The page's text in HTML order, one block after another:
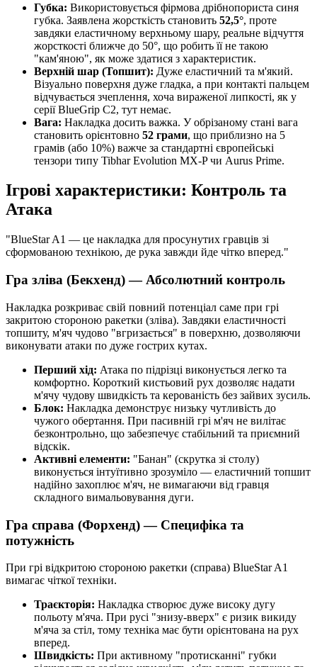
Губка: Використовується фірмова дрібнопориста синя
губка. Заявлена жорсткість становить 52,5°, проте
завдяки еластичному верхньому шару, реальне відчуття
жорсткості ближче до 50°, що робить її не такою
"кам'яною", як може здатися з характеристик.
Верхній шар (Топшит): Дуже еластичний та м'який.
Візуально поверхня дуже гладка, а при контакті пальцем
відчувається зчеплення, хоча вираженої липкості, як у
серії BlueGrip C2, тут немає.
Вага: Накладка досить важка. У обрізаному стані вага
становить орієнтовно 52 грами, що приблизно на 5
грамів (або 10%) важче за стандартні європейські
тензори типу Tibhar Evolution MX-P чи Aurus Prime.
Ігрові характеристики: Контроль та
Атака
"BlueStar A1 — це накладка для просунутих гравців зі
сформованою технікою, де рука завжди йде чітко вперед."
Гра зліва (Бекхенд) — Абсолютний контроль
Накладка розкриває свій повний потенціал саме при грі
закритою стороною ракетки (зліва). Завдяки еластичності
топшиту, м'яч чудово "вгризається" в поверхню, дозволяючи
виконувати атаки по дуже гострих кутах.
Перший хід: Атака по підрізці виконується легко та
комфортно. Короткий кистьовий рух дозволяє надати
м'ячу чудову швидкість та керованість без зайвих зусиль.
Блок: Накладка демонструє низьку чутливість до
чужого обертання. При пасивній грі м'яч не вилітає
безконтрольно, що забезпечує стабільний та приємний
відскік.
Активні елементи: "Банан" (скрутка зі столу)
виконується інтуїтивно зрозуміло — еластичний топшит
надійно захоплює м'яч, не вимагаючи від гравця
складного вимальовування дуги.
Гра справа (Форхенд) — Специфіка та
потужність
При грі відкритою стороною ракетки (справа) BlueStar A1
вимагає чіткої техніки.
Траєкторія: Накладка створює дуже високу дугу
польоту м'яча. При русі "знизу-вверх" є ризик викиду
м'яча за стіл, тому техніка має бути орієнтована на рух
вперед.
Швидкість: При активному "протисканні" губки